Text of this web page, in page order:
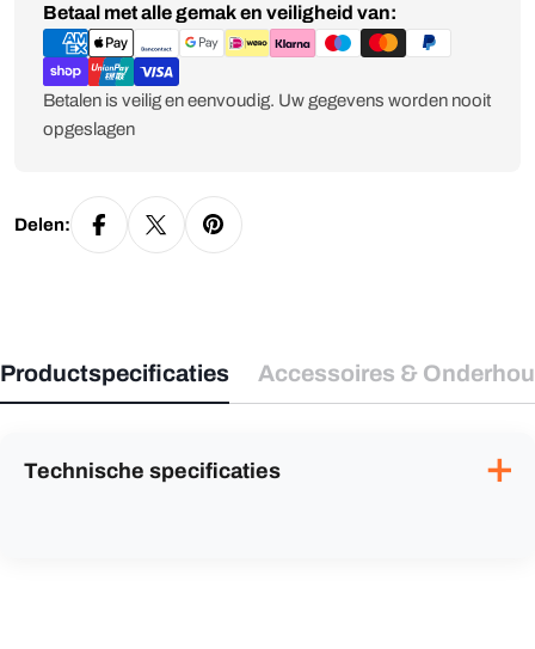
Betaal met alle gemak en veiligheid van:
Betaalmethoden
Betalen is veilig en eenvoudig. Uw gegevens worden nooit
opgeslagen
Delen:
Productspecificaties Accessoires &
Technische specificaties ✕